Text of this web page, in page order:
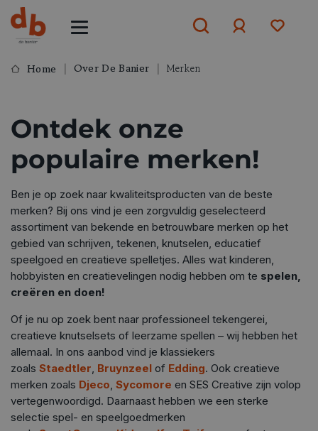
ofaanmelden
Home Over De Banier Merken
Ontdek onze
populaire merken!
Ben je op zoek naar kwaliteitsproducten van de beste
merken? Bij ons vind je een zorgvuldig geselecteerd
assortiment van bekende en betrouwbare merken op het
gebied van schrijven, tekenen, knutselen, educatief
speelgoed en creatieve spelletjes. Alles wat kinderen,
hobbyisten en creatievelingen nodig hebben om te spelen,
creëren en doen!
Of je nu op zoek bent naar professioneel tekengerei,
creatieve knutselsets of leerzame spellen – wij hebben het
allemaal. In ons aanbod vind je klassiekers
zoals Staedtler Bruynzeel of Edding. Ook creatieve
merken zoals Djeco Sycomore en SES Creative zijn volop
vertegenwoordigd. Daarnaast hebben we een sterke
selectie spel- en speelgoedmerken